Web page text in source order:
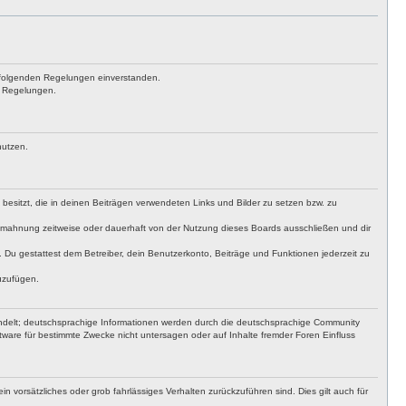
Regelungen einverstanden.
die in deinen Beiträgen verwendeten Links und Bilder zu setzen bzw. zu
zeitweise oder dauerhaft von der Nutzung dieses Boards ausschließen und dir
gestattest dem Betreiber, dein Benutzerkonto, Beiträge und Funktionen jederzeit zu
deutschsprachige Informationen werden durch die deutschsprachige Community
für bestimmte Zwecke nicht untersagen oder auf Inhalte fremder Foren Einfluss
vorsätzliches oder grob fahrlässiges Verhalten zurückzuführen sind. Dies gilt auch für